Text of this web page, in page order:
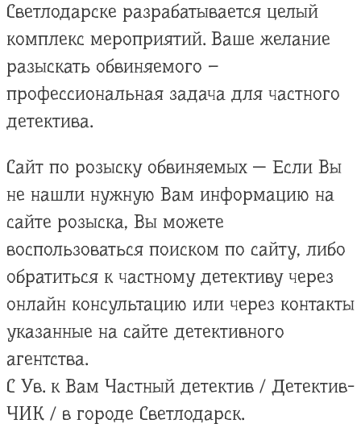
Светлодарске разрабатывается целый
комплекс мероприятий. Ваше желание
разыскать обвиняемого –
профессиональная задача для частного
детектива.
Сайт по розыску обвиняемых — Если Вы
не нашли нужную Вам информацию на
сайте розыска, Вы можете
воспользоваться поиском по сайту, либо
обратиться к частному детективу через
онлайн консультацию или через контакты
указанные на сайте детективного
агентства.
С Ув. к Вам Частный детектив / Детектив-
ЧИК / в городе Светлодарск.